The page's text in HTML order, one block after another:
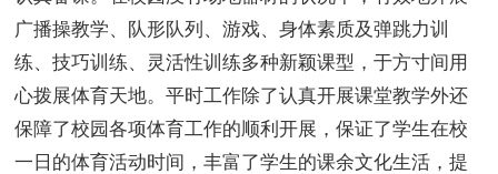
广播操教学、队形队列、游戏、身体素质及弹跳力训
练、技巧训练、灵活性训练多种新颖课型，于方寸间用
心拨展体育天地。平时工作除了认真开展课堂教学外还
保障了校园各项体育工作的顺利开展，保证了学生在校
一日的体育活动时间，丰富了学生的课余文化生活，提